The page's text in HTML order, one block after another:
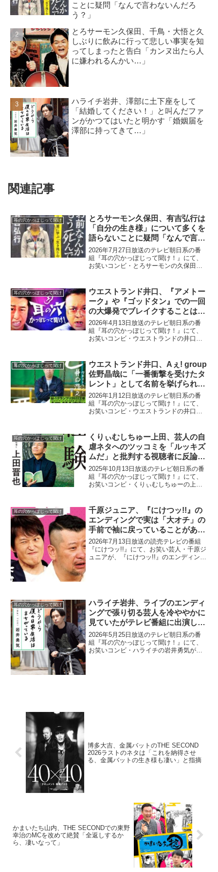
ことに疑問「なんで言わないんだろ
う？」
とろサーモン久保田、千鳥・大悟と久
しぶりに飲みに行って悲しい事実を知
ってしまったと告白「カンヌ出たら人
に嫌われるんかい…」
ハライチ岩井、澤部に土下座をして
「結婚してください！」と叫んだファ
ンがかつてはいたと明かす「婚姻届を
澤部に持ってきて…」
関連記事
耳の穴かっぽじって聞け
とろサーモン久保田、有吉弘行は
「自分の生き様」について多くを
語らないことに疑問「なんで言わ
ないんだろう？」
2026年7月27日放送のテレビ朝日系の番
組『耳の穴かっぽじって聞け！』にて、
お笑いコンビ・とろサーモンの久保田か
していた。久保田かずのぶ：たしかに、
有吉さんって自分の...
耳の穴かっぽじって聞け
ウエストランド井口、『アメトー
ーク』や『ゴッドタン』での一回
の大爆発でブレイクすることはも
はやなくなっていると指摘「悲し
いかな…」
2026年4月13日放送のテレビ朝日系の番
組『耳の穴かっぽじって聞け！』にて、
お笑いコンビ・ウエストランドの井口浩
とはもはやなくなっていると指摘してい
た。井口浩之：吉住の...
耳の穴かっぽじって聞け
ウエストランド井口、Aぇ! group
佐野晶哉に「一番衝撃を受けたタ
レント」として名前を挙げられた
と告白「合間のロケバスでも…」
2026年1月12日放送のテレビ朝日系の番
組『耳の穴かっぽじって聞け！』にて、
お笑いコンビ・ウエストランドの井口浩
れたと語っていた。久保田かずのぶ：ピ
ンマイクは...
耳の穴かっぽじって聞け
くりぃむしちゅー上田、芸人の自
虐ネタへのツッコミを「ルッキズ
ムだ」と批判する視聴者に反論
「アンタ、残酷じゃないです
か？」
2025年10月13日放送のテレビ朝日系の番
組『耳の穴かっぽじって聞け！』にて、
お笑いコンビ・くりぃむしちゅーの上田
論していた。上田晋也：「令和の時代、
だいぶ少なくはな...
耳の穴かっぽじって聞け
千原ジュニア、『にけつッ!!』の
エンディングで実は「大オチ」の
手前で袖に戻っていることがある
と告白「この後、大オチあんの
に…」
2026年7月13日放送の読売テレビの番組
『にけつッ!!』にて、お笑い芸人・千原ジ
ュニアが、『にけつッ!!』のエンディング
耳の穴かっぽじって聞け
ハライチ岩井、ライブのエンディ
ングで張り切る芸人を冷ややかに
見ていたがテレビ番組に出演して
評価が変わった理由「あの能力が
ないと無理じゃない？」
2026年5月25日放送のテレビ朝日系の番
組『耳の穴かっぽじって聞け！』にて、
お笑いコンビ・ハライチの岩井勇気が、
博多大吉、金属バットのTHE SECOND
2026ラストのネタは「これを納得させ
る、金属バットの生き様も凄い」と指摘
かまいたち山内、THE SECONDでの東野
幸治のMCを改めて絶賛「全返しするか
ら、凄いなって」